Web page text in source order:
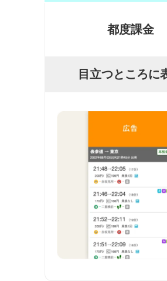
都度課金
目立つところに